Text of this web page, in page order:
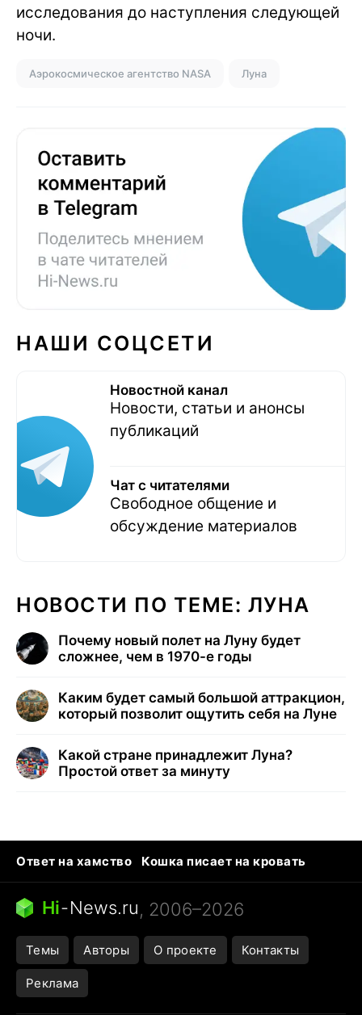
исследования до наступления следующей
ночи.
Аэрокосмическое агентство NASA Луна
НАШИ СОЦСЕТИ
Новостной канал
Новости, статьи и анонсы
публикаций
Чат с читателями
Свободное общение и
обсуждение материалов
НОВОСТИ ПО ТЕМЕ: ЛУНА
Почему новый полет на Луну будет
сложнее, чем в 1970-е годы
Каким будет самый большой аттракцион,
который позволит ощутить себя на Луне
Какой стране принадлежит Луна?
Простой ответ за минуту
Ответ на хамство
Кошка писает на кровать
Тунцы в океанариуме
Следующая пандемия
Ядовитые пауки России
Открытие в Google Maps
Hi-News.ru, 2006–2026
Темы Авторы О проекте Контакты
Реклама